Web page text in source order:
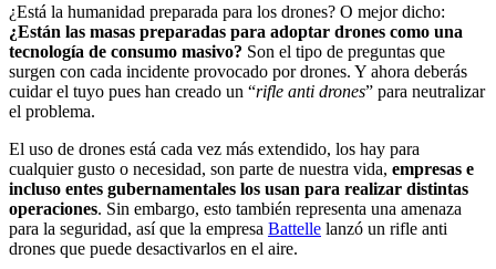
¿Está la humanidad preparada para los drones? O mejor dicho:
¿Están las masas preparadas para adoptar drones como una
tecnología de consumo masivo? Son el tipo de preguntas que
surgen con cada incidente provocado por drones. Y ahora deberás
cuidar el tuyo pues han creado un “rifle anti drones” para neutralizar
el problema.
El uso de drones está cada vez más extendido, los hay para
cualquier gusto o necesidad, son parte de nuestra vida, empresas e
incluso entes gubernamentales los usan para realizar distintas
operaciones. Sin embargo, esto también representa una amenaza
para la seguridad, así que la empresa Battelle lanzó un rifle anti
drones que puede desactivarlos en el aire.